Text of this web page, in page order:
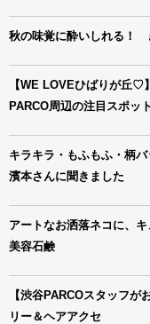
秋の味覚に酔いしれる！
【WE LOVEひばりが丘♡
PARCO周辺の注目スポット
キラキラ・もふもふ・柄
濱本さんに聞きました
アートなお洒落ネコに、
美容石鹸
【渋谷PARCOスタッフ
リー＆ヘアアクセ